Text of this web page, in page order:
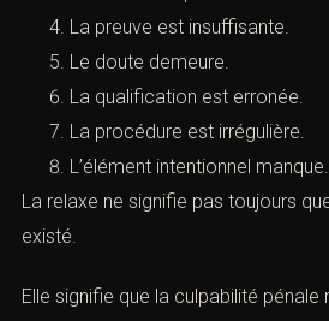
Les faits ne sont pas établis.
L’infraction n’est pas
L’auteur n’est pas identifié.
La preuve est insuffisante.
Le doute demeure.
La qualification est erronée.
La procédure est irrégulière.
La relaxe ne signifie pas toujours